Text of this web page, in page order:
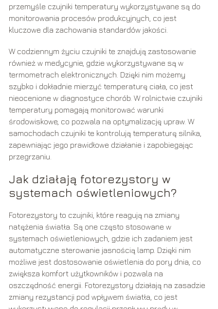
przemyśle czujniki temperatury wykorzystywane są do
monitorowania procesów produkcyjnych, co jest
kluczowe dla zachowania standardów jakości.
W codziennym życiu czujniki te znajdują zastosowanie
również w medycynie, gdzie wykorzystywane są w
termometrach elektronicznych. Dzięki nim możemy
szybko i dokładnie mierzyć temperaturę ciała, co jest
nieocenione w diagnostyce chorób. W rolnictwie czujniki
temperatury pomagają monitorować warunki
środowiskowe, co pozwala na optymalizację upraw. W
samochodach czujniki te kontrolują temperaturę silnika,
zapewniając jego prawidłowe działanie i zapobiegając
przegrzaniu.
Jak działają fotorezystory w
systemach oświetleniowych?
Fotorezystory to czujniki, które reagują na zmiany
natężenia światła. Są one często stosowane w
systemach oświetleniowych, gdzie ich zadaniem jest
automatyczne sterowanie jasnością lamp. Dzięki nim
możliwe jest dostosowanie oświetlenia do pory dnia, co
zwiększa komfort użytkowników i pozwala na
oszczędność energii. Fotorezystory działają na zasadzie
zmiany rezystancji pod wpływem światła, co jest